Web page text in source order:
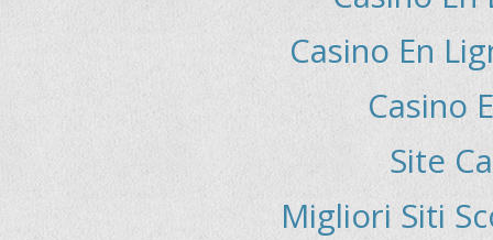
Casino En
Casino
Site
Migliori Siti